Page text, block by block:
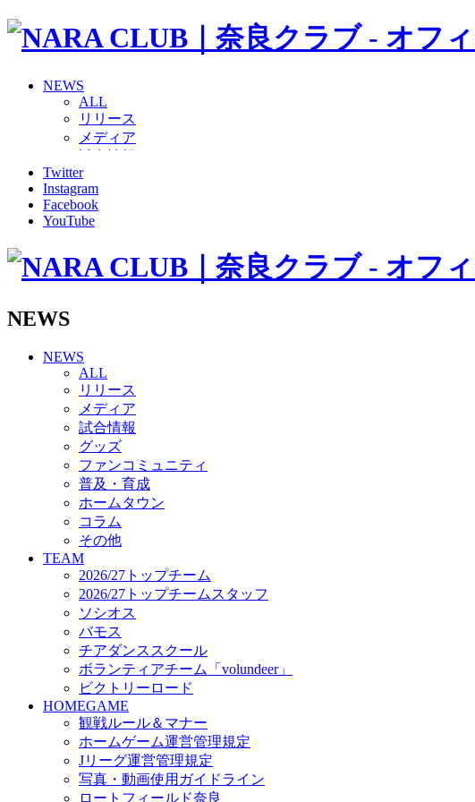
NEWS
ALL
リリース
メディア
グッズ
ファンコミュニティ
普及・育成
ホームタウン
その他
バモス
チアダンススクール
ボランティアチーム「volundeer」
ビクトリーロード
HOMEGAME
観戦ルール＆マナー
ホームゲーム運営管理規定
Jリーグ運営管理規定
写真・動画使用ガイドライン
ロートフィールド奈良
SCHEDULE
2026/27
練習見学時のファンサービスについて
TICKET
奈良クラブ明治安田J3リーグ2026/27シーズン試合観戦チケット
奈良クラブ明治安田Ｊ3リーグ 2026/27シーズン「鹿パス」
観戦ルール＆マナー
FANCOMMUNITY
2026/27ファンコミュニティ
サポートショップ
GOODS
オフィシャルストア（実店舗）
オンラインストア
ACADEMY
アカデミーについて
Twitter
Instagram
Facebook
YouTube
NEWS
NEWS
ALL
リリース
メディア
試合情報
グッズ
ファンコミュニティ
普及・育成
ホームタウン
コラム
その他
TEAM
2026/27トップチーム
2026/27トップチームスタッフ
ソシオス
バモス
チアダンススクール
ボランティアチーム「volundeer」
ビクトリーロード
HOMEGAME
観戦ルール＆マナー
ホームゲーム運営管理規定
Jリーグ運営管理規定
写真・動画使用ガイドライン
ロートフィールド奈良